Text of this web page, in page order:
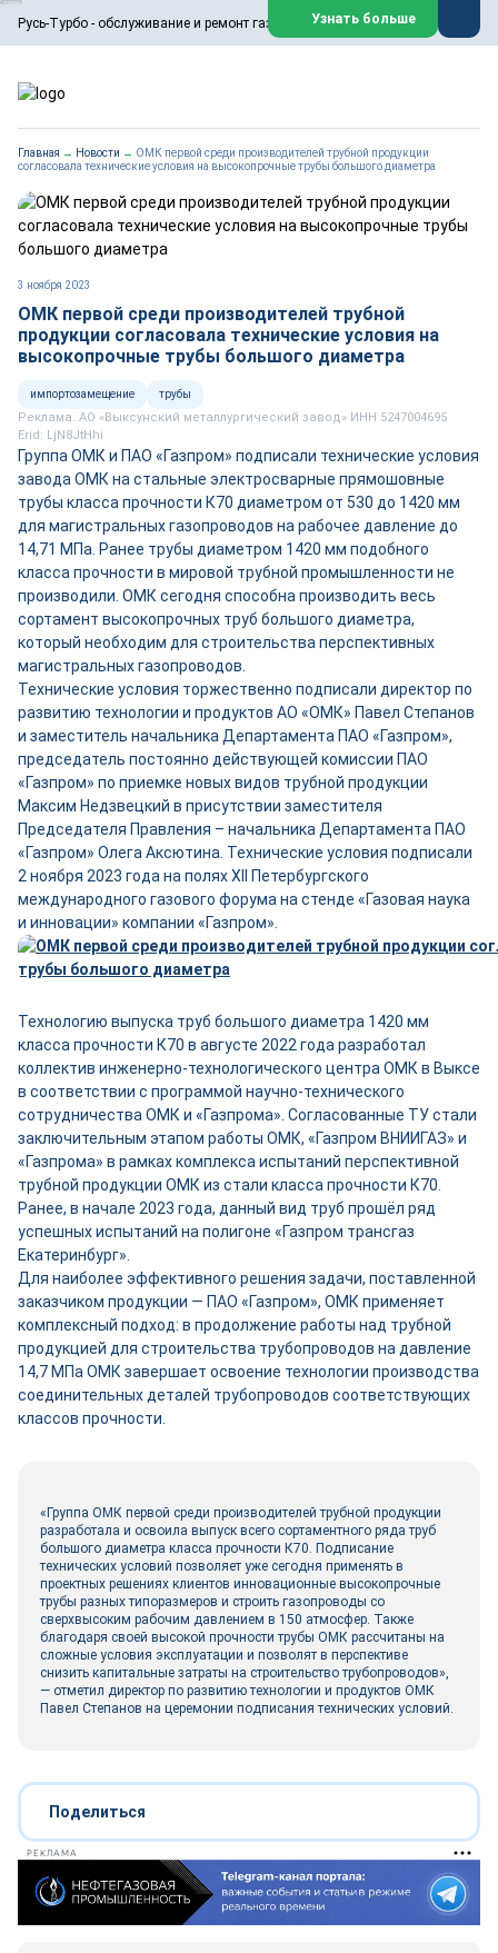
Русь-Турбо - обслуживание и ремонт газовых паровых турбин
ООО «Русь-Турбо» занимается сервисом газовых и паровых
турбин, комплексным ремонтом, восстановлением,
техническим обслуживанием оборудования ТЭС,
работают на нефтегазовых, нефтехимических,
металлургических и других предприятиях.
Реклама. ООО «Русь-Турбо», ИНН 7802588950
erid: F7NfYUJCUneVdwPs4znf
Перейти на сайт Закрыть
Узнать больше
Главная → Новости → ОМК первой среди производителей трубной продукции
согласовала технические условия на высокопрочные трубы большого диаметра
3 ноября 2023
ОМК первой среди производителей трубной
продукции согласовала технические условия на
высокопрочные трубы большого диаметра
импортозамещение трубы
Реклама. АО «Выксунский металлургический завод» ИНН 5247004695
Erid: LjN8JtHhi
Группа ОМК и ПАО «Газпром» подписали технические условия
завода ОМК на стальные электросварные прямошовные
трубы класса прочности К70 диаметром от 530 до 1420 мм
для магистральных газопроводов на рабочее давление до
14,71 МПа. Ранее трубы диаметром 1420 мм подобного
класса прочности в мировой трубной промышленности не
производили. ОМК сегодня способна производить весь
сортамент высокопрочных труб большого диаметра,
который необходим для строительства перспективных
магистральных газопроводов.
Технические условия торжественно подписали директор по
развитию технологии и продуктов АО «ОМК» Павел Степанов
и заместитель начальника Департамента ПАО «Газпром»,
председатель постоянно действующей комиссии ПАО
«Газпром» по приемке новых видов трубной продукции
Максим Недзвецкий в присутствии заместителя
Председателя Правления – начальника Департамента ПАО
«Газпром» Олега Аксютина. Технические условия подписали
2 ноября 2023 года на полях XII Петербургского
международного газового форума на стенде «Газовая наука
и инновации» компании «Газпром».
Технологию выпуска труб большого диаметра 1420 мм
класса прочности К70 в августе 2022 года разработал
коллектив инженерно-технологического центра ОМК в Выксе
в соответствии с программой научно-технического
сотрудничества ОМК и «Газпрома». Согласованные ТУ стали
заключительным этапом работы ОМК, «Газпром ВНИИГАЗ» и
«Газпрома» в рамках комплекса испытаний перспективной
трубной продукции ОМК из стали класса прочности К70.
Ранее, в начале 2023 года, данный вид труб прошёл ряд
успешных испытаний на полигоне «Газпром трансгаз
Екатеринбург».
Для наиболее эффективного решения задачи, поставленной
заказчиком продукции — ПАО «Газпром», ОМК применяет
комплексный подход: в продолжение работы над трубной
продукцией для строительства трубопроводов на давление
14,7 МПа ОМК завершает освоение технологии производства
соединительных деталей трубопроводов соответствующих
классов прочности.
«Группа ОМК первой среди производителей трубной продукции
разработала и освоила выпуск всего сортаментного ряда труб
большого диаметра класса прочности К70. Подписание
технических условий позволяет уже сегодня применять в
проектных решениях клиентов инновационные высокопрочные
трубы разных типоразмеров и строить газопроводы со
сверхвысоким рабочим давлением в 150 атмосфер. Также
благодаря своей высокой прочности трубы ОМК рассчитаны на
сложные условия эксплуатации и позволят в перспективе
снизить капитальные затраты на строительство трубопроводов»,
— отметил директор по развитию технологии и продуктов ОМК
Павел Степанов на церемонии подписания технических условий.
Поделиться
РЕКЛАМА